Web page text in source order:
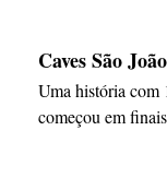
Caves São
Uma história com
começou em